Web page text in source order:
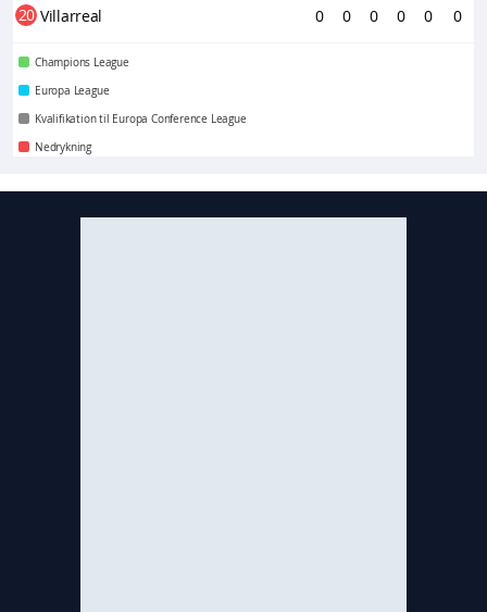
20 Villarreal 0 0 0 0 0 0
Champions League
Europa League
Kvalifikation til Europa Conference League
Nedrykning